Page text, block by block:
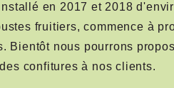
en 2017 et 2018
fruitiers, commence à
Bientôt nous pourrons
confitures à nos clients.